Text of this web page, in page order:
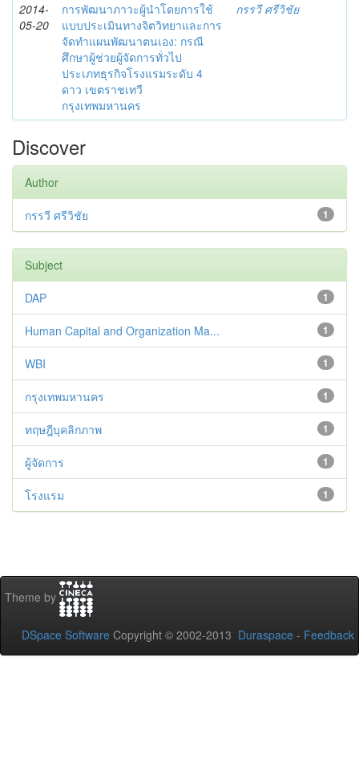
2014-
05-20
การพัฒนาภาวะผู้นำโดยการใช้
แบบประเมินทางจิตวิทยาและการ
จัดทำแผนพัฒนาตนเอง: กรณี
ศึกษาผู้ช่วยผู้จัดการทั่วไป
ประเภทธุรกิจโรงแรมระดับ 4
ดาว เขตราชเทวี
กรุงเทพมหานคร
กรรวี ศรีวิชัย
Discover
Author
1
กรรวี ศรีวิชัย
Subject
1
DAP
1
Human Capital and Organization Ma...
1
WBI
1
กรุงเทพมหานคร
1
ทฤษฎีบุคลิกภาพ
1
ผู้จัดการ
1
โรงแรม
Theme by
DSpace Software Copyright © 2002-2013 Duraspace - Feedback